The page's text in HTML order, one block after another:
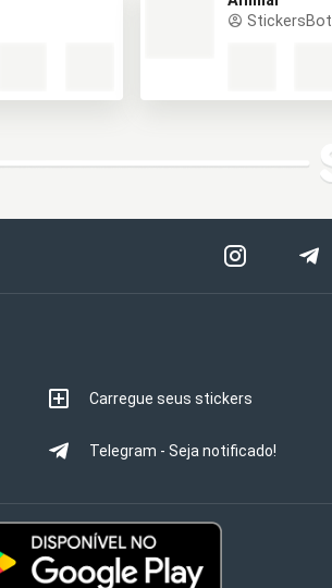
StickersBot
Carregue seus stickers
Telegram - Seja notificado!